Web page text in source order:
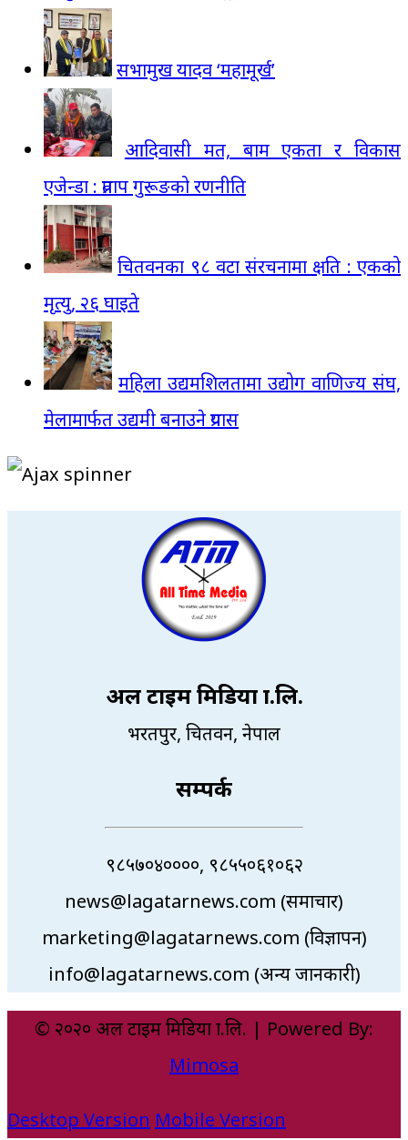
सभामुख यादव ‘महामूर्ख’
आदिवासी मत, बाम एकता र विकास
एजेन्डा : प्रताप गुरूङको रणनीति
चितवनका ९८ वटा संरचनामा क्षति : एकको
मृत्यु, २६ घाइते
महिला उद्यमशिलतामा उद्योग वाणिज्य संघ,
मेलामार्फत उद्यमी बनाउने प्रयास
अल टाइम मिडिया प्रा.लि.
भरतपुर, चितवन, नेपाल
सम्पर्क
९८५७०४००००, ९८५५०६१०६२
news@lagatarnews.com (समाचार)
marketing@lagatarnews.com (विज्ञापन)
info@lagatarnews.com (अन्य जानकारी)
© २०२० अल टाइम मिडिया प्रा.लि. | Powered By:
Mimosa
Desktop Version Mobile Version